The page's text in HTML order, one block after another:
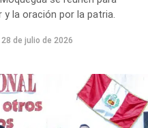
la oración por la patria.
28 de julio de 2026